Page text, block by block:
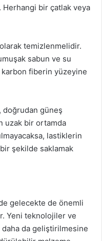
bir çatlak veya
temizlenmelidir.
sabun ve su
karbon fiberin yüzeyine
güneş
uzak bir ortamda
lastiklerin
şekilde saklamak
gelecekte de önemli
Yeni teknolojiler ve
da geliştirilmesine